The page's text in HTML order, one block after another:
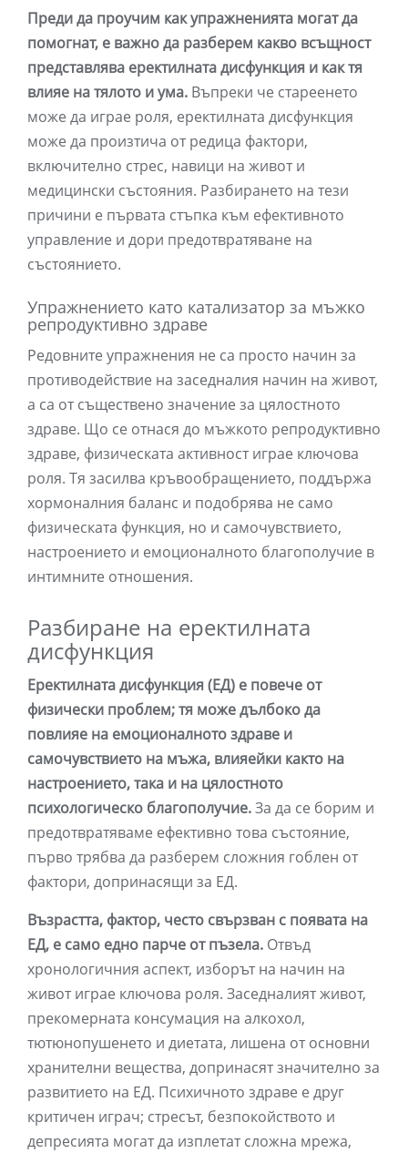
Преди да проучим как упражненията могат да
помогнат, е важно да разберем какво всъщност
представлява еректилната дисфункция и как тя
влияе на тялото и ума. Въпреки че стареенето
може да играе роля, еректилната дисфункция
може да произтича от редица фактори,
включително стрес, навици на живот и
медицински състояния. Разбирането на тези
причини е първата стъпка към ефективното
управление и дори предотвратяване на
състоянието.
Упражнението като катализатор за мъжко
репродуктивно здраве
Редовните упражнения не са просто начин за
противодействие на заседналия начин на живот,
а са от съществено значение за цялостното
здраве. Що се отнася до мъжкото репродуктивно
здраве, физическата активност играе ключова
роля. Тя засилва кръвообращението, поддържа
хормоналния баланс и подобрява не само
физическата функция, но и самочувствието,
настроението и емоционалното благополучие в
интимните отношения.
Разбиране на еректилната
дисфункция
Еректилната дисфункция (ЕД) е повече от
физически проблем; тя може дълбоко да
повлияе на емоционалното здраве и
самочувствието на мъжа, влияейки както на
настроението, така и на цялостното
психологическо благополучие.За да се борим и
предотвратяваме ефективно това състояние,
първо трябва да разберем сложния гоблен от
фактори, допринасящи за ЕД.
Възрастта, фактор, често свързван с появата на
ЕД, е само едно парче от пъзела. Отвъд
хронологичния аспект, изборът на начин на
живот играе ключова роля. Заседналият живот,
прекомерната консумация на алкохол,
тютюнопушенето и диетата, лишена от основни
хранителни вещества, допринасят значително за
развитието на ЕД. Психичното здраве е друг
критичен играч; стресът, безпокойството и
депресията могат да изплетат сложна мрежа,